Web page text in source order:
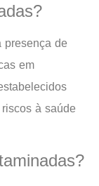
presença de
em
à saúde